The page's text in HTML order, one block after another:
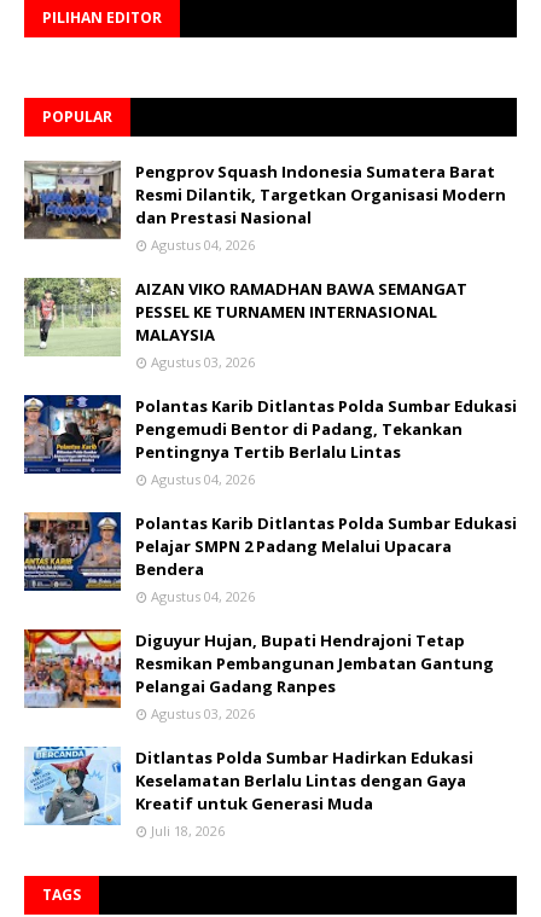
PILIHAN EDITOR
POPULAR
Pengprov Squash Indonesia Sumatera Barat
Resmi Dilantik, Targetkan Organisasi Modern
dan Prestasi Nasional
Agustus 04, 2026
AIZAN VIKO RAMADHAN BAWA SEMANGAT
PESSEL KE TURNAMEN INTERNASIONAL
MALAYSIA
Agustus 03, 2026
Polantas Karib Ditlantas Polda Sumbar Edukasi
Pengemudi Bentor di Padang, Tekankan
Pentingnya Tertib Berlalu Lintas
Agustus 04, 2026
Polantas Karib Ditlantas Polda Sumbar Edukasi
Pelajar SMPN 2 Padang Melalui Upacara
Bendera
Agustus 04, 2026
Diguyur Hujan, Bupati Hendrajoni Tetap
Resmikan Pembangunan Jembatan Gantung
Pelangai Gadang Ranpes
Agustus 03, 2026
Ditlantas Polda Sumbar Hadirkan Edukasi
Keselamatan Berlalu Lintas dengan Gaya
Kreatif untuk Generasi Muda
Juli 18, 2026
TAGS